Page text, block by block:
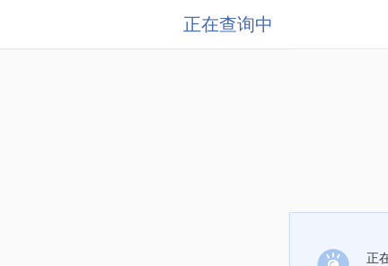
正在查询中
正